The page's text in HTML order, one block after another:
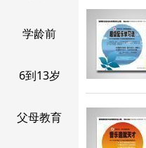
学龄前
6到13岁
父母教育